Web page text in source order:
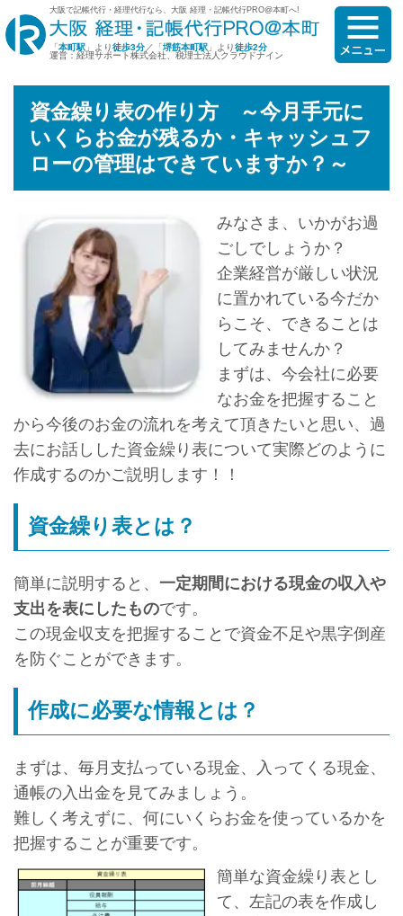
大阪で記帳代行・経理代行なら、大阪 経理・記帳代行PRO@本町へ!
「本町駅 」より徒歩3分／「堺筋本町駅 」より徒歩2分
運営：経理サポート株式会社、税理士法人クラウドナイン
資金繰り表の作り方 ～今月手元に
いくらお金が残るか・キャッシュフ
ローの管理はできていますか？～
みなさま、いかがお過
ごしでしょうか？
企業経営が厳しい状況
に置かれている今だか
らこそ、できることは
してみませんか？
まずは、今会社に必要
なお金を把握すること
から今後のお金の流れを考えて頂きたいと思い、過
去にお話しした資金繰り表について実際どのように
作成するのかご説明します！！
資金繰り表とは？
簡単に説明すると、 一定期間における現金の収入や
支出を表にしたものです。
この現金収支を把握することで資金不足や黒字倒産
を防ぐことができます。
作成に必要な情報とは？
まずは、毎月支払っている現金、入ってくる現金、
通帳の入出金を見てみましょう。
難しく考えずに、何にいくらお金を使っているかを
把握することが重要です。
簡単な資金繰り表とし
て、左記の表を作成し